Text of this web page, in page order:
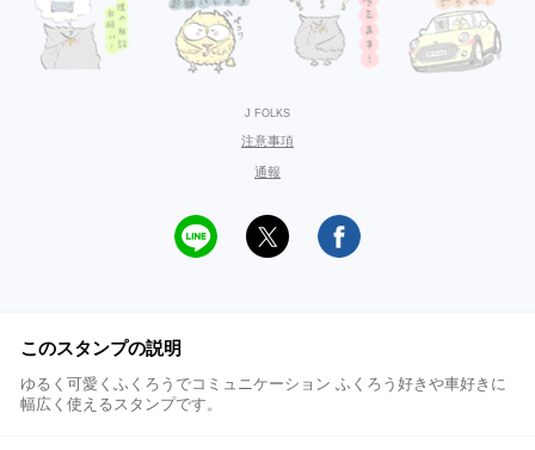
J FOLKS
注意事項
通報
このスタンプの説明
ゆるく可愛くふくろうでコミュニケーション ふくろう好きや車好きに
幅広く使えるスタンプです。